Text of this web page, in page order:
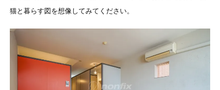
猫と暮らす図を想像してみてください。